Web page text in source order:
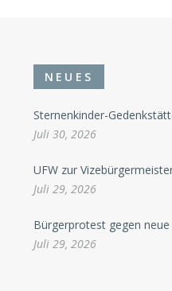
NEUES
Sternenkinder-
Juli 30, 2026
UFW zur
Juli 29, 2026
Bürgerprotest gegen
Juli 29, 2026